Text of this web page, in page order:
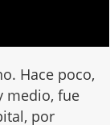
Hace poco,
medio, fue
por